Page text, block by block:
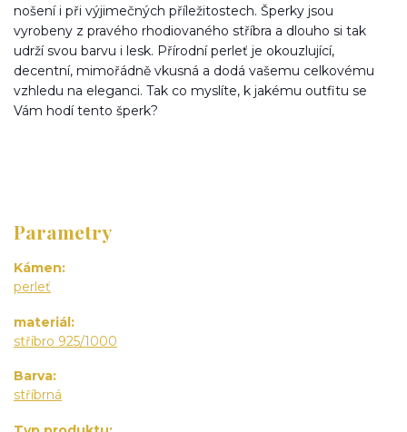
nošení i při výjimečných příležitostech. Šperky jsou
vyrobeny z pravého rhodiovaného stříbra a dlouho si tak
udrží svou barvu i lesk. Přírodní perleť je okouzlující,
decentní, mimořádně vkusná a dodá vašemu celkovému
vzhledu na eleganci. Tak co myslíte, k jakému outfitu se
Vám hodí tento šperk?
Parametry
Kámen
perleť
materiál
stříbro 925/1000
Barva
stříbrná